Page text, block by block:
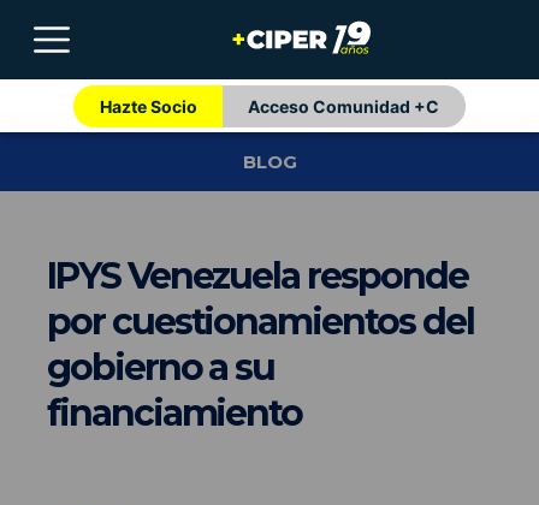
Hazte Socio Acceso Comunidad +C
BLOG
IPYS Venezuela responde
por cuestionamientos del
gobierno a su
financiamiento